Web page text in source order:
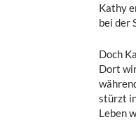
Kathy
bei der
Doch
Dort
stürzt
Leben